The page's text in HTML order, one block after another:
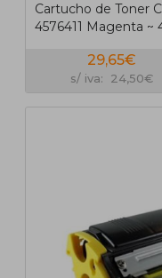
Cartucho de Toner
4576411 Magenta ~
29,65€
s/ iva: 24,50€